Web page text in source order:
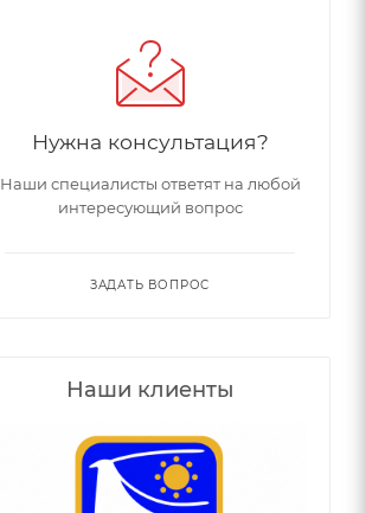
Нужна консультация?
Наши специалисты ответят на любой
интересующий вопрос
ЗАДАТЬ ВОПРОС
Наши клиенты